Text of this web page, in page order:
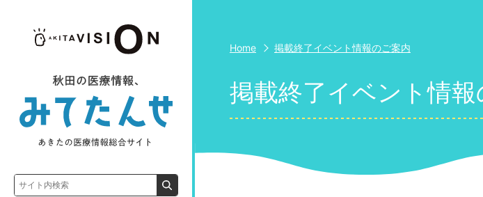
Home 掲載終了イベント情報のご案内
掲載終了イベント情報